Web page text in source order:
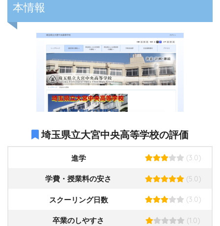
本情報
埼玉県立大宮中央高等学校の評価
進学 (3.0)
学費・授業料の安さ (5.0)
スクーリング日数 (3.0)
卒業のしやすさ (1.0)